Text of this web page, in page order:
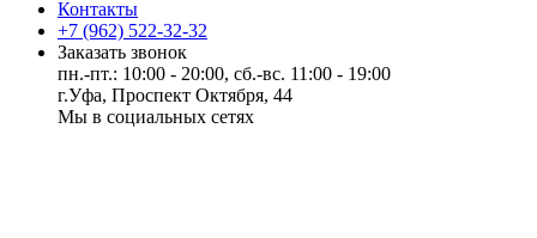
Контакты
+7 (962) 522-32-32
Заказать звонок
пн.-пт.: 10:00 - 20:00, сб.-вс. 11:00 - 19:00
г.Уфа, Проспект Октября, 44
Мы в социальных сетях